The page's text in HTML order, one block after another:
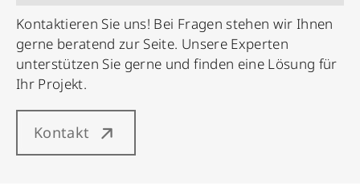
Kontaktieren Sie uns! Bei Fragen stehen wir Ihnen
gerne beratend zur Seite. Unsere Experten
unterstützen Sie gerne und finden eine Lösung für
Ihr Projekt.
Kontakt